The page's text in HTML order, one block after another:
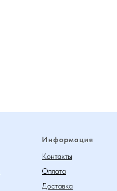
Информация
Контакты
Оплата
Доставка